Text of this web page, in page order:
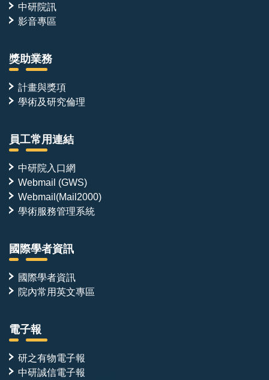
中研院訊
影音專區
獎助業務
計畫與獎項
學術及研究倫理
員工常用連結
中研院入口網
Webmail (GWS)
Webmail(Mail2000)
學術服務管理系統
國際學者資訊
國際學者資訊
院內常用英文專區
電子報
研之有物電子報
中研誠信電子報